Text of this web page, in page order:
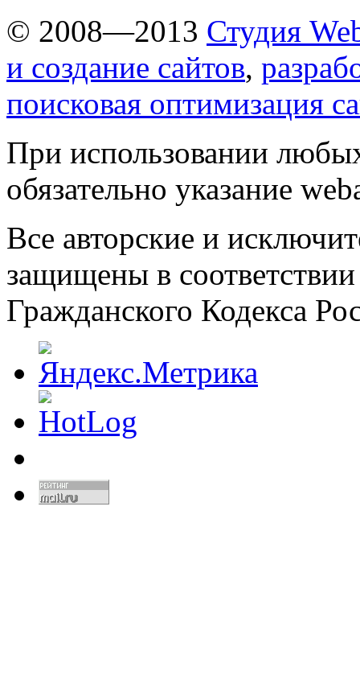
© 2008—2013 Студия
и создание сайтов,
поисковая оптимизация
При использовании
обязательно указание
Все авторские и
защищены в
Гражданского Кодекса